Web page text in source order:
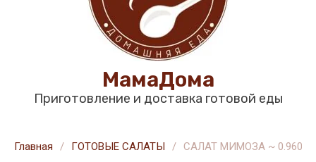
МамаДома
Приготовление и доставка готовой еды
Главная / ГОТОВЫЕ САЛАТЫ / САЛАТ МИМОЗА ~ 0.960